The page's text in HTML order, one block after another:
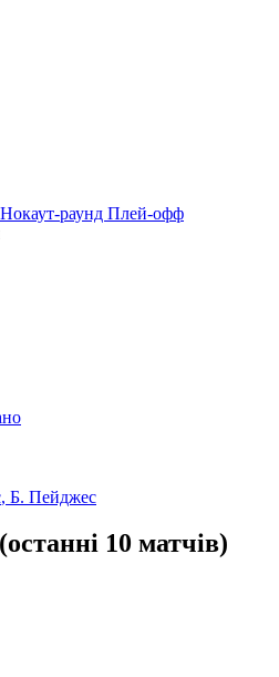
Нокаут-раунд Плей-офф
, Б. Пейджес
(останні 10 матчів)